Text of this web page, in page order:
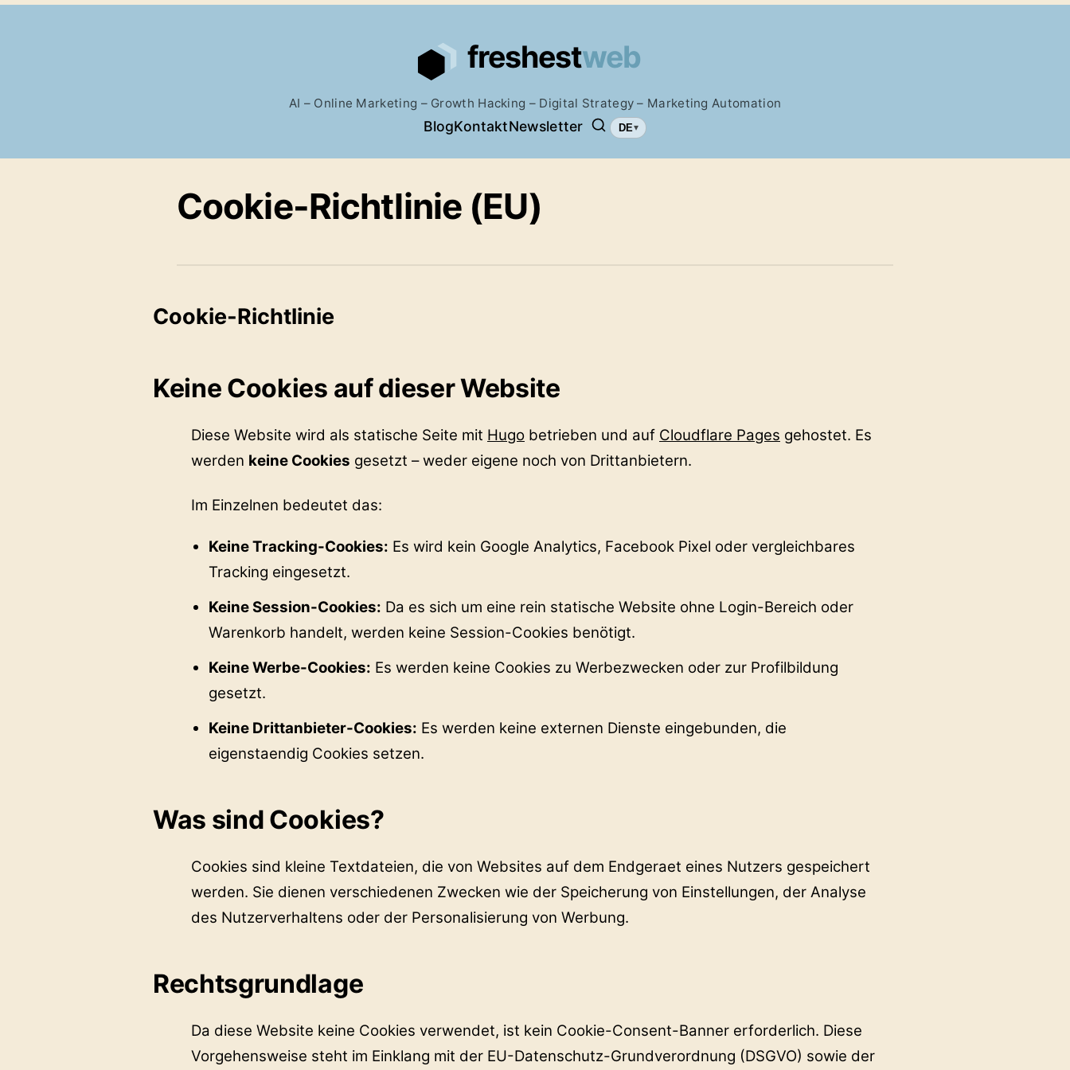
AI – Online Marketing – Growth Hacking – Digital Strategy – Marketing Automation
BlogKontaktNewsletter
Suchen...
DE▾
Cookie-Richtlinie (EU)
Cookie-Richtlinie
Keine Cookies auf dieser Website
Diese Website wird als statische Seite mit Hugo betrieben und auf Cloudflare Pages gehostet. Es
werden keine Cookies gesetzt – weder eigene noch von Drittanbietern.
Im Einzelnen bedeutet das:
Keine Tracking-Cookies: Es wird kein Google Analytics, Facebook Pixel oder vergleichbares
Tracking eingesetzt.
Keine Session-Cookies: Da es sich um eine rein statische Website ohne Login-Bereich oder
Warenkorb handelt, werden keine Session-Cookies benötigt.
Keine Werbe-Cookies: Es werden keine Cookies zu Werbezwecken oder zur Profilbildung
gesetzt.
Keine Drittanbieter-Cookies: Es werden keine externen Dienste eingebunden, die
eigenstaendig Cookies setzen.
Was sind Cookies?
Cookies sind kleine Textdateien, die von Websites auf dem Endgeraet eines Nutzers gespeichert
werden. Sie dienen verschiedenen Zwecken wie der Speicherung von Einstellungen, der Analyse
des Nutzerverhaltens oder der Personalisierung von Werbung.
Rechtsgrundlage
Da diese Website keine Cookies verwendet, ist kein Cookie-Consent-Banner erforderlich. Diese
Vorgehensweise steht im Einklang mit der EU-Datenschutz-Grundverordnung (DSGVO) sowie der